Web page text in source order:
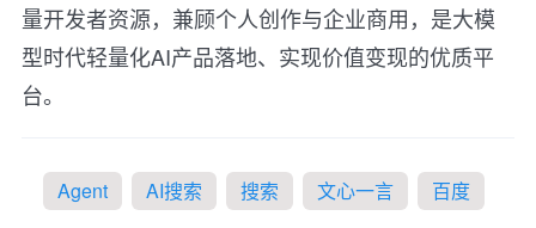
量开发者资源，兼顾个人创作与企业商用，是大模
型时代轻量化AI产品落地、实现价值变现的优质平
台。
Agent AI搜索 搜索 文心一言 百度